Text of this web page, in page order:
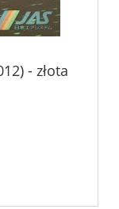
- złota